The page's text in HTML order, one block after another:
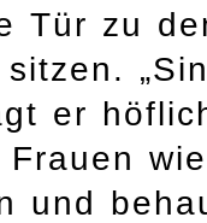
Tür zu
er
und